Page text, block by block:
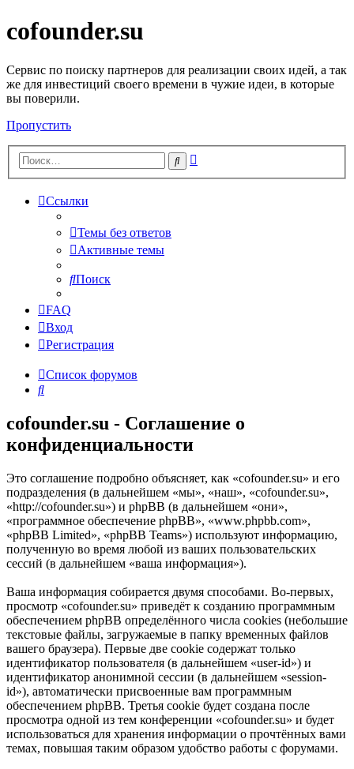
cofounder.su
Сервис по поиску партнеров для реализации своих идей, а так
же для инвестиций своего времени в чужие идеи, в которые
вы поверили.
Пропустить
Поиск
Ссылки
Темы без ответов
Активные темы
Поиск
FAQ
Вход
Регистрация
Список форумов
Поиск
cofounder.su - Соглашение о
конфиденциальности
Это соглашение подробно объясняет, как «cofounder.su» и его
подразделения (в дальнейшем «мы», «наш», «cofounder.su»,
«http://cofounder.su») и phpBB (в дальнейшем «они»,
«программное обеспечение phpBB», «www.phpbb.com»,
«phpBB Limited», «phpBB Teams») используют информацию,
полученную во время любой из ваших пользовательских
сессий (в дальнейшем «ваша информация»).
Ваша информация собирается двумя способами. Во-первых,
просмотр «cofounder.su» приведёт к созданию программным
обеспечением phpBB определённого числа cookies (небольшие
текстовые файлы, загружаемые в папку временных файлов
вашего браузера). Первые две cookie содержат только
идентификатор пользователя (в дальнейшем «user-id») и
идентификатор анонимной сессии (в дальнейшем «session-
id»), автоматически присвоенные вам программным
обеспечением phpBB. Третья cookie будет создана после
просмотра одной из тем конференции «cofounder.su» и будет
использоваться для хранения информации о прочтённых вами
темах, повышая таким образом удобство работы с форумами.